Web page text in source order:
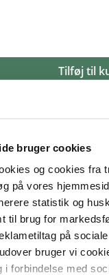
bruger cookies
og cookies fra
på vores
statistik og
til brug for
på
bruger vi
i forbindelse med
Tilføj til
Findus har
en af naboens
ud af, hvordan
den kommer